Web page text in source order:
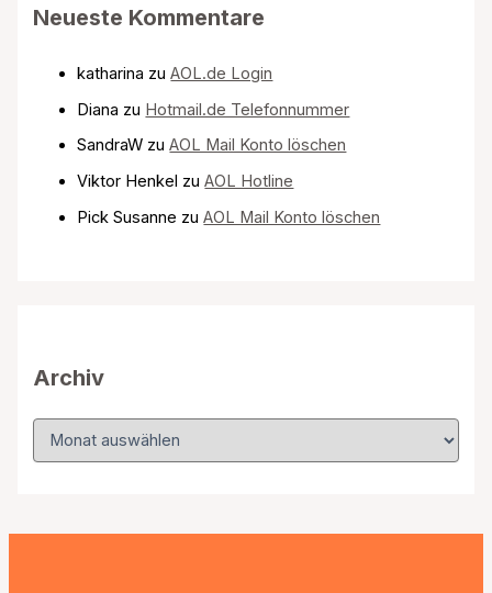
Neueste Kommentare
katharina zuAOL.de Login
Diana zu Hotmail.de Telefonnummer
SandraW zuAOL Mail Konto löschen
Viktor Henkel zuAOL Hotline
Pick Susanne zuAOL Mail Konto löschen
Archiv
A
v